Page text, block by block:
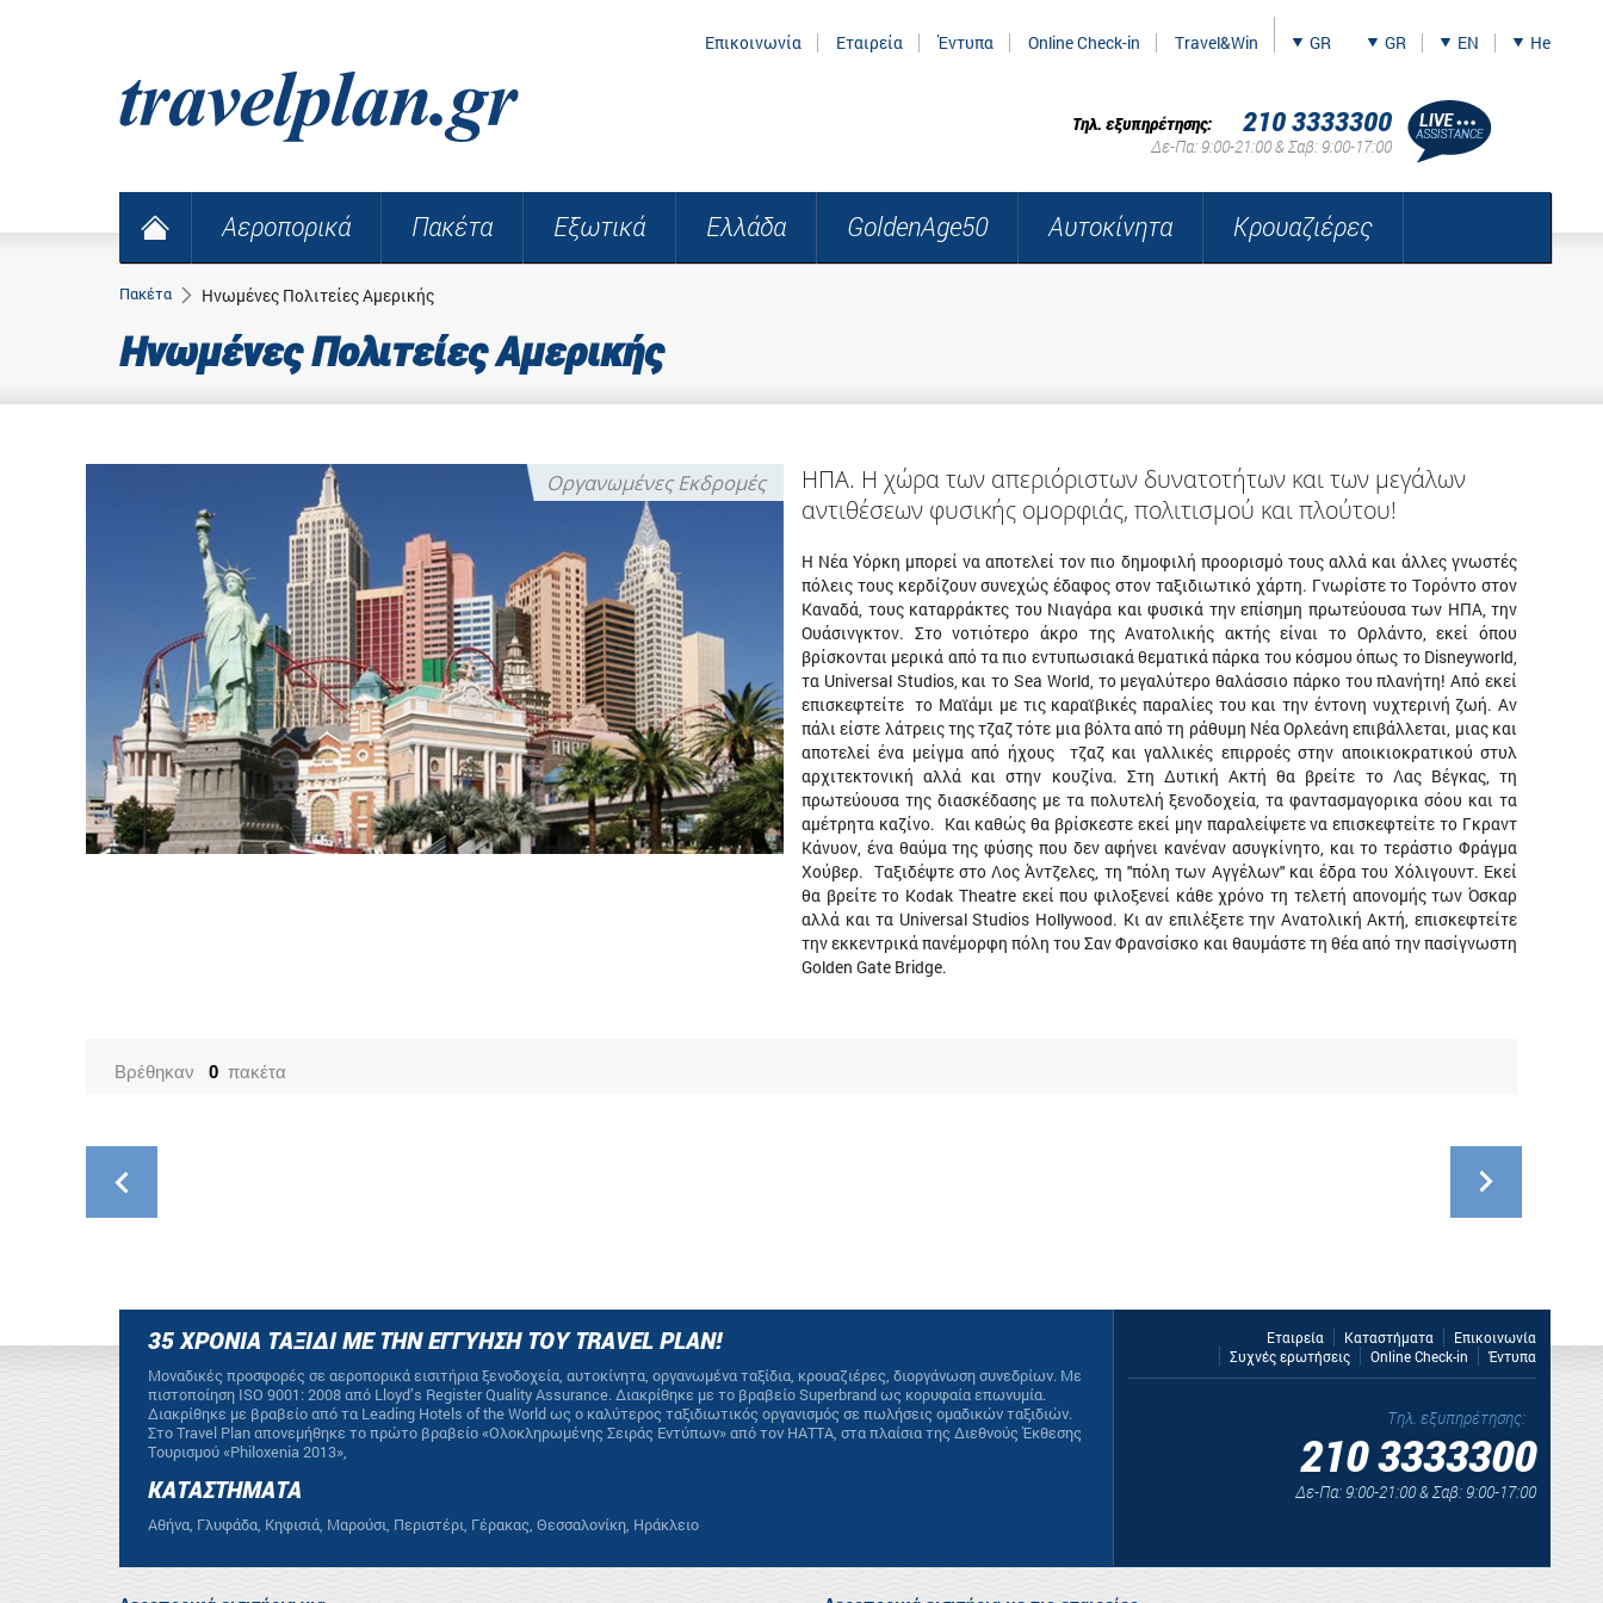
Επικοινωνία Εταιρεία Έντυπα Online Check-in Travel&Win GR GR EN He
Τηλ. εξυπηρέτησης: 210 3333300
Δε-Πα: 9:00-21:00 & Σαβ: 9:00-17:00
Αεροπορικά Πακέτα Εξωτικά Ελλάδα GoldenAge50 Αυτοκίνητα Κρουαζιέρες
Πακέτα Ηνωμένες Πολιτείες Αμερικής
Ηνωμένες Πολιτείες Αμερικής
Οργανωμένες Εκδρομές
ΗΠΑ. Η χώρα των απεριόριστων δυνατοτήτων και των μεγάλων
αντιθέσεων φυσικής ομορφιάς, πολιτισμού και πλούτου!
Η Νέα Υόρκη μπορεί να αποτελεί τον πιο δημοφιλή προορισμό τους αλλά και άλλες γνωστές
πόλεις τους κερδίζουν συνεχώς έδαφος στον ταξιδιωτικό χάρτη. Γνωρίστε το Τορόντο στον
Καναδά, τους καταρράκτες του Νιαγάρα και φυσικά την επίσημη πρωτεύουσα των ΗΠΑ, την
Ουάσινγκτον. Στο νοτιότερο άκρο της Ανατολικής ακτής είναι το Ορλάντο, εκεί όπου
βρίσκονται μερικά από τα πιο εντυπωσιακά θεματικά πάρκα του κόσμου όπως το Disneyworld,
τα Universal Studios, και το Sea World, το μεγαλύτερο θαλάσσιο πάρκο του πλανήτη! Από εκεί
επισκεφτείτε το Μαϊάμι με τις καραϊβικές παραλίες του και την έντονη νυχτερινή ζωή. Αν
πάλι είστε λάτρεις της τζαζ τότε μια βόλτα από τη ράθυμη Νέα Ορλεάνη επιβάλλεται, μιας και
αποτελεί ένα μείγμα από ήχους τζαζ και γαλλικές επιρροές στην αποικιοκρατικού στυλ
αρχιτεκτονική αλλά και στην κουζίνα. Στη Δυτική Ακτή θα βρείτε το Λας Βέγκας, τη
πρωτεύουσα της διασκέδασης με τα πολυτελή ξενοδοχεία, τα φαντασμαγορικα σόου και τα
αμέτρητα καζίνο. Και καθώς θα βρίσκεστε εκεί μην παραλείψετε να επισκεφτείτε το Γκραντ
Κάνυον, ένα θαύμα της φύσης που δεν αφήνει κανέναν ασυγκίνητο, και το τεράστιο Φράγμα
Χούβερ. Ταξιδέψτε στο Λος Άντζελες, τη "πόλη των Αγγέλων" και έδρα του Χόλιγουντ. Εκεί
θα βρείτε το Kodak Theatre εκεί που φιλοξενεί κάθε χρόνο τη τελετή απονομής των Όσκαρ
αλλά και τα Universal Studios Hollywood. Κι αν επιλέξετε την Ανατολική Ακτή, επισκεφτείτε
την εκκεντρικά πανέμορφη πόλη του Σαν Φρανσίσκο και θαυμάστε τη θέα από την πασίγνωστη
Golden Gate Bridge.
Βρέθηκαν 0 πακέτα
35 ΧΡΟΝΙΑ ΤΑΞΙΔΙ ΜΕ ΤΗΝ ΕΓΓΥΗΣΗ ΤΟΥ TRAVEL PLAN!
Mοναδικές προσφορές σε αεροπορικά εισιτήρια ξενοδοχεία, αυτοκίνητα, οργανωμένα ταξίδια, κρουαζιέρες, διοργάνωση συνεδρίων. Με
πιστοποίηση ΙSO 9001: 2008 από Lloyd’s Register Quality Assurance. Διακρίθηκε με το βραβείο Superbrand ως κορυφαία επωνυμία.
Διακρίθηκε με βραβείο από τα Leading Hotels of the World ως ο καλύτερος ταξιδιωτικός οργανισμός σε πωλήσεις ομαδικών ταξιδιών.
Στο Travel Plan απονεμήθηκε το πρώτο βραβείο «Ολοκληρωμένης Σειράς Εντύπων» από τον HATTA, στα πλαίσια της Διεθνούς Έκθεσης
Τουρισμού «Philoxenia 2013»,
ΚΑΤΑΣΤΗΜΑΤΑ
Αθήνα, Γλυφάδα, Κηφισιά, Μαρούσι, Περιστέρι, Γέρακας, Θεσσαλονίκη, Ηράκλειο
Εταιρεία Καταστήματα
Επικοινωνία
Συχνές ερωτήσεις
Online Check-in Έντυπα
Τηλ. εξυπηρέτησης:
210 3333300
Δε-Πα: 9:00-21:00 & Σαβ: 9:00-17:00